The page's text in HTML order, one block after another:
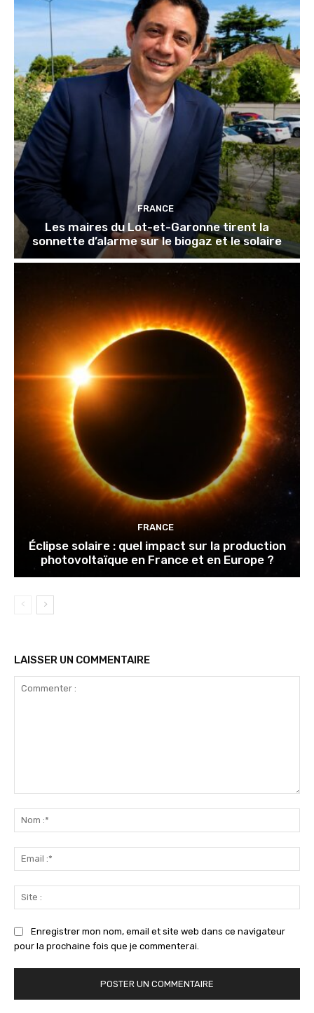
FRANCE
Les maires du Lot-et-Garonne tirent la
sonnette d’alarme sur le biogaz et le solaire
FRANCE
Éclipse solaire : quel impact sur la production
photovoltaïque en France et en Europe ?
LAISSER UN COMMENTAIRE
Enregistrer mon nom, email et site web dans ce navigateur
pour la prochaine fois que je commenterai.